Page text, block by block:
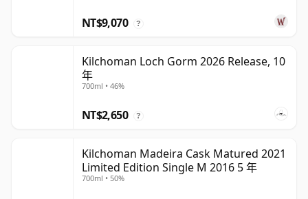
NT$9,070 ?
Kilchoman Loch Gorm 2026 Release, 10
年
700ml • 46%
NT$2,650 ?
Kilchoman Madeira Cask Matured 2021
Limited Edition Single M 2016 5 年
700ml • 50%